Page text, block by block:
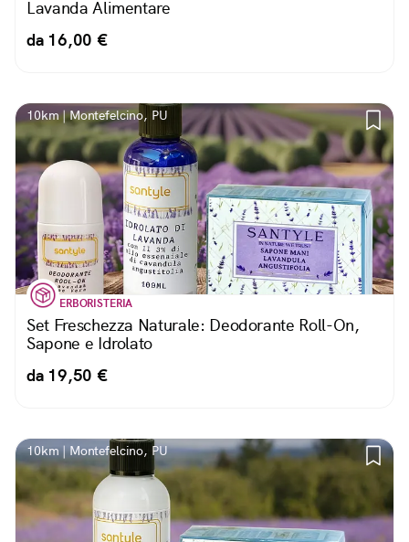
Lavanda Alimentare
da 16,00 €
10km | Montefelcino, PU
ERBORISTERIA
Set Freschezza Naturale: Deodorante Roll-On,
Sapone e Idrolato
da 19,50 €
10km | Montefelcino, PU